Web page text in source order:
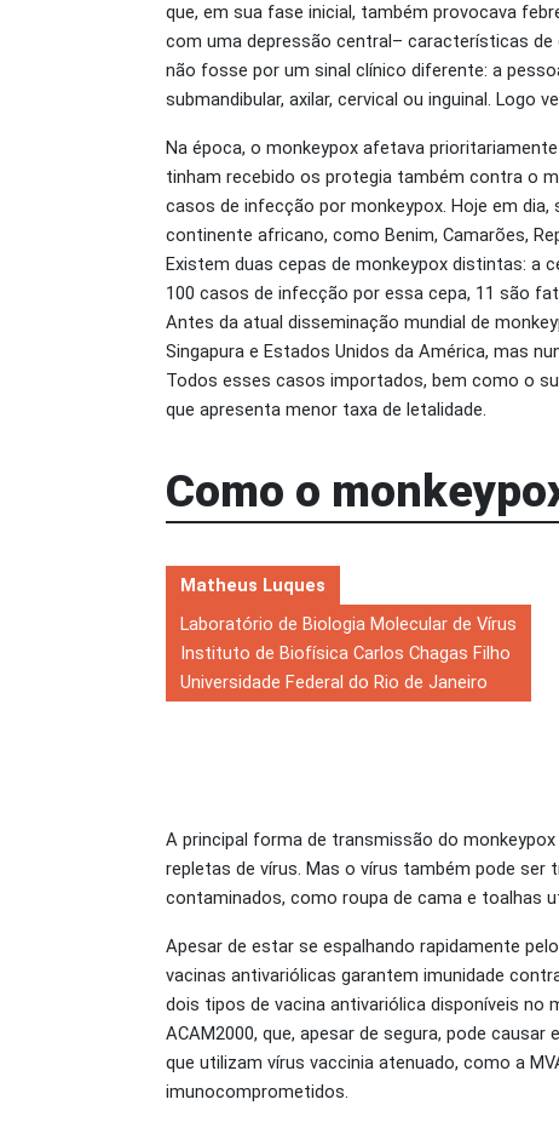
que, em sua fase inicial, também provocava
com uma depressão central– características de
não fosse por um sinal clínico diferente: a
submandibular, axilar, cervical ou inguinal.
Na época, o monkeypox afetava
tinham recebido os protegia também contra o
casos de infecção por monkeypox. Hoje em
continente africano, como Benim, Camarões,
Existem duas cepas de monkeypox distintas: a
100 casos de infecção por essa cepa, 11 são
Antes da atual disseminação mundial de
Singapura e Estados Unidos da América, mas
Todos esses casos importados, bem como o
que apresenta menor taxa de letalidade.
Como o
Matheus Luques
Laboratório de Biologia Molecular de Vírus
Instituto de Biofísica Carlos Chagas Filho
Universidade Federal do Rio de Janeiro
A principal forma de transmissão do
repletas de vírus. Mas o vírus também pode
contaminados, como roupa de cama e toalhas
Apesar de estar se espalhando rapidamente
vacinas antivariólicas garantem imunidade
dois tipos de vacina antivariólica disponíveis
ACAM2000, que, apesar de segura, pode
que utilizam vírus vaccinia atenuado, como a
imunocomprometidos.